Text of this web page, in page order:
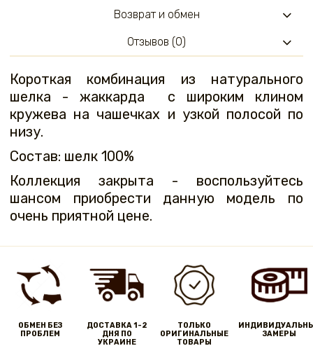
Короткая комбинация из натурального
шелка - жаккарда с широким клином
кружева на чашечках и узкой полосой по
низу.
Состав: шелк 100%
Коллекция закрыта - воспользуйтесь
шансом приобрести данную модель по
очень приятной цене.
Возврат и обмен
Отзывов (0)
ОБМЕН БЕЗ
ПРОБЛЕМ
ДОСТАВКА 1-2
ДНЯ ПО
УКРАИНЕ
ТОЛЬКО
ОРИГИНАЛЬНЫЕ
ТОВАРЫ
ЗАМЕРЫ